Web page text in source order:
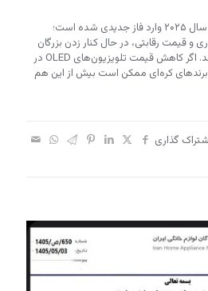
بازار تلویزیون‌های پریمیوم در سال ۲۰۲۵ وارد فاز جدیدی شده است؛
و قیمت رقابتی، در حال کنار زدن بزرگان
سنتی مانند سامسونگ هستند. اگر کاهش قیمت تلویزیون‌های OLED در
کره‌ای ممکن است بیش از این هم
گذاری